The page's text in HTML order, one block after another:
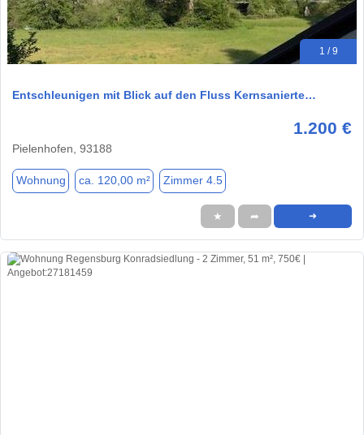
1 / 9
Entschleunigen mit Blick auf den Fluss Kernsanierte…
1.200 €
Pielenhofen, 93188
Wohnung ca. 120,00 m² Zimmer 4.5
★ ➦ ➜